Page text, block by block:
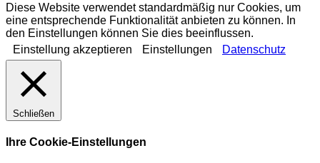
Diese Website verwendet standardmäßig nur Cookies, um
eine entsprechende Funktionalität anbieten zu können. In
den Einstellungen können Sie dies beeinflussen.
Einstellung akzeptieren
Einstellungen Datenschutz
Schließen
Ihre Cookie-Einstellungen